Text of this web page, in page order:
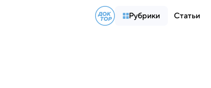
Рубрики Статьи